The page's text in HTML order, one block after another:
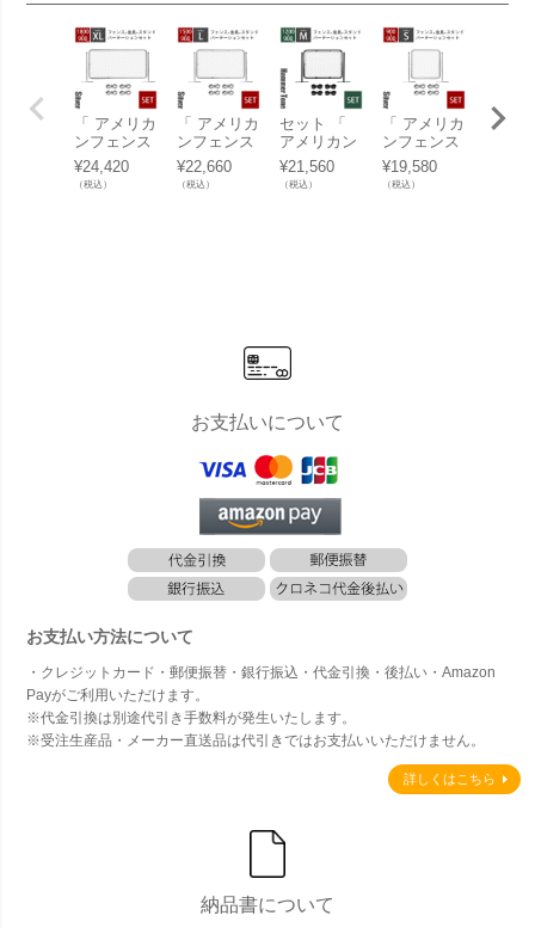
「 アメリカ
ンフェンス
パーテーシ
ョンセット
XL シルバ
¥24,420
（税込）
「 アメリカ
ンフェンス
パーテーシ
ョンセット
L シルバー
¥22,660
（税込）
セット 「
アメリカン
フェンス パ
ーテーショ
ンセットM
¥21,560
（税込）
「 アメリカ
ンフェンス
パーテーシ
ョンセット
S シルバー
¥19,580
（税込）
「 ア
お支払いについて
お支払い方法について
・クレジットカード・郵便振替・銀行振込・代金引換・後払い・Amazon
Payがご利用いただけます。
※代金引換は別途代引き手数料が発生いたします。
※受注生産品・メーカー直送品は代引きではお支払いいただけません。
詳しくはこちら
納品書について